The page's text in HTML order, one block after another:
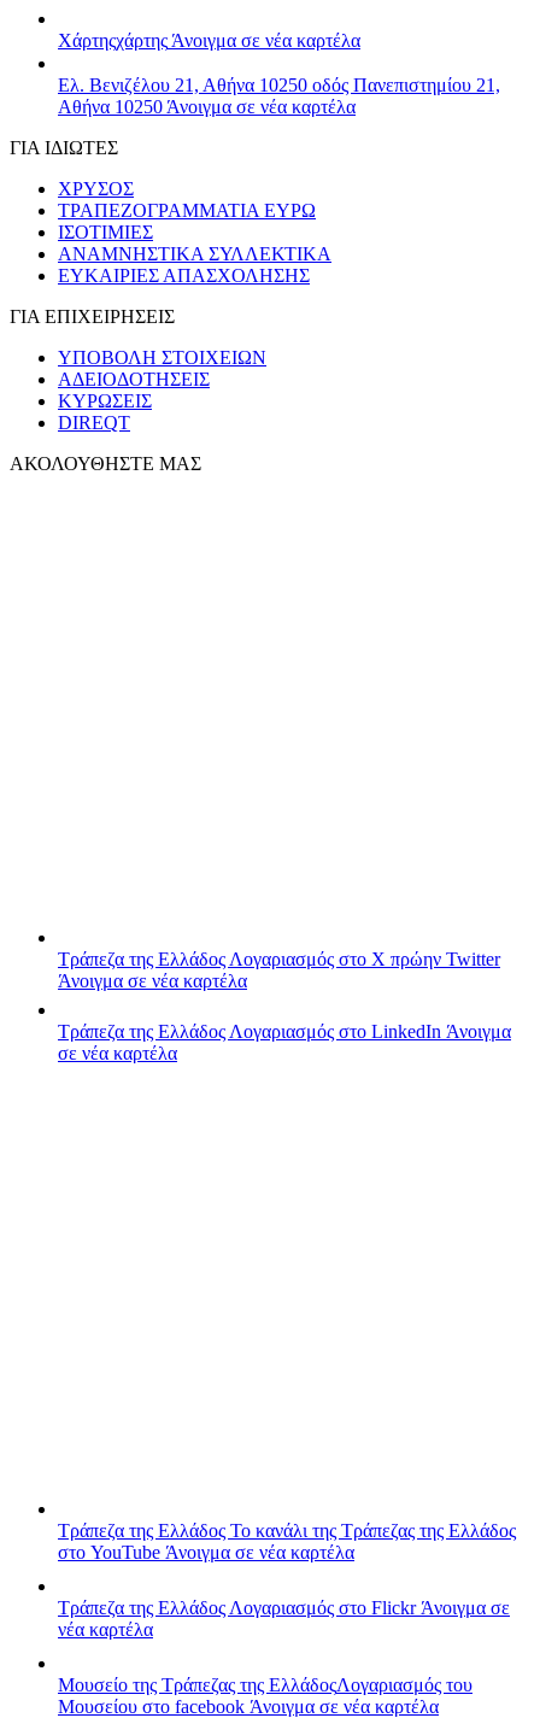
Χάρτηςχάρτης Άνοιγμα σε νέα καρτέλα
Ελ. Βενιζέλου 21, Αθήνα 10250 οδός Πανεπιστημίου 21,
Αθήνα 10250 Άνοιγμα σε νέα καρτέλα
ΓΙΑ ΙΔΙΩΤΕΣ
ΧΡΥΣΟΣ
ΤΡΑΠΕΖΟΓΡΑΜΜΑΤΙΑ ΕΥΡΩ
ΙΣΟΤΙΜΙΕΣ
ΑΝΑΜΝΗΣΤΙΚΑ ΣΥΛΛΕΚΤΙΚΑ
ΕΥΚΑΙΡΙΕΣ ΑΠΑΣΧΟΛΗΣΗΣ
ΓΙΑ ΕΠΙΧΕΙΡΗΣΕΙΣ
ΥΠΟΒΟΛΗ ΣΤΟΙΧΕΙΩΝ
ΑΔΕΙΟΔΟΤΗΣΕΙΣ
ΚΥΡΩΣΕΙΣ
DIREQT
ΑΚΟΛΟΥΘΗΣΤΕ ΜΑΣ
Τράπεζα της Ελλάδος Λογαριασμός στο X πρώην Twitter
Άνοιγμα σε νέα καρτέλα
Τράπεζα της Ελλάδος Λογαριασμός στο LinkedIn Άνοιγμα
σε νέα καρτέλα
Τράπεζα της Ελλάδος Το κανάλι της Τράπεζας της Ελλάδος
στο YouTube Άνοιγμα σε νέα καρτέλα
Τράπεζα της Ελλάδος Λογαριασμός στο FlickrΆνοιγμα σε
νέα καρτέλα
Μουσείο της Τράπεζας της ΕλλάδοςΛογαριασμός του
Μουσείου στο facebook Άνοιγμα σε νέα καρτέλα